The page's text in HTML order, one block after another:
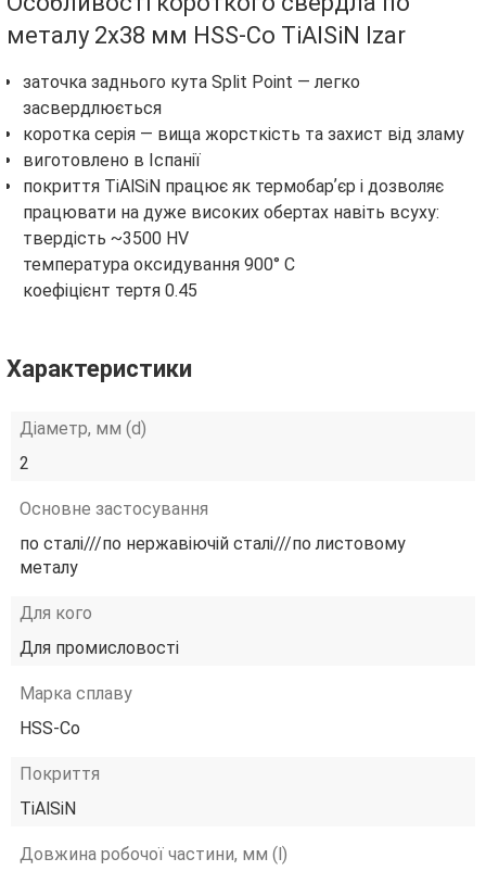
металу 2х38 мм HSS-Co TiAlSiN Izar
заточка заднього кута Split Point — легко
засвердлюється
коротка серія — вища жорсткість та захист від зламу
виготовлено в Іспанії
покриття TiAlSiN працює як термобарʼєр і дозволяє
працювати на дуже високих обертах навіть всуху:
твердість ~3500 HV
температура оксидування 900° С
коефіцієнт тертя 0.45
Характеристики
Діаметр, мм (d)
2
Основне застосування
по сталі///по нержавіючій сталі///по листовому
металу
Для кого
Для промисловості
Марка сплаву
HSS-Co
Покриття
TiAlSiN
Довжина робочої частини, мм (l)